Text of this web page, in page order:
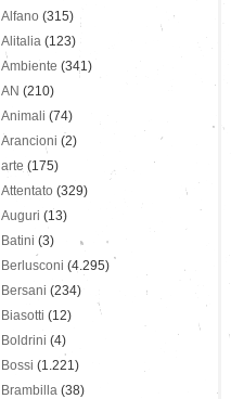
Alfano (315)
Alitalia (123)
Ambiente (341)
AN (210)
Animali (74)
Arancioni (2)
arte (175)
Attentato (329)
Auguri (13)
Batini (3)
Berlusconi (4.295)
Bersani (234)
Biasotti (12)
Boldrini (4)
Bossi (1.221)
Brambilla (38)